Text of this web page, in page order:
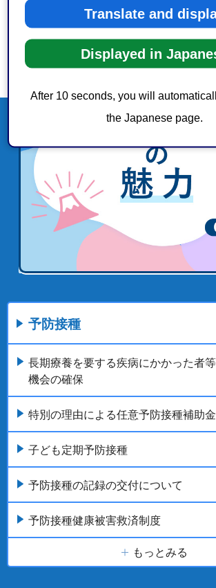
Translate and
Displayed in
After 10 seconds, you will
the Japanese page.
予防接種
長期療養を要する疾病にかかった者
機会の確保
特別の理由による任意予防接種補助
子ども定期予防接種
予防接種の記録の交付について
予防接種健康被害救済制度
もっとみる